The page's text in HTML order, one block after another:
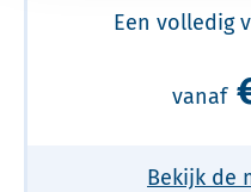
Een volledig
vanaf
Bekijk de